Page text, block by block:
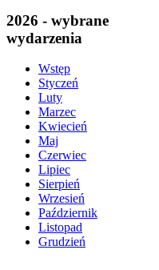
2026 - wybrane
wydarzenia
Wstęp
Styczeń
Luty
Marzec
Kwiecień
Maj
Czerwiec
Lipiec
Sierpień
Wrzesień
Październik
Listopad
Grudzień